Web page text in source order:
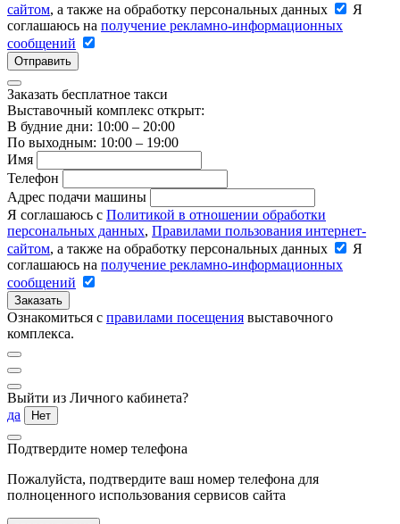
сайтом, а также на обработку персональных данных
Я
соглашаюсь на получение рекламно-информационных
сообщений
Отправить
Заказать бесплатное такси
Выставочный комплекс открыт:
В будние дни: 10:00 – 20:00
По выходным: 10:00 – 19:00
Имя
Телефон
Адрес подачи машины
Я соглашаюсь с Политикой в отношении обработки
персональных данных, Правилами пользования интернет-
сайтом, а также на обработку персональных данных
Я
соглашаюсь на получение рекламно-информационных
сообщений
Заказать
Ознакомиться с правилами посещения выставочного
комплекса.
Выйти из Личного кабинета?
да
Нет
Подтвердите номер телефона
Пожалуйста, подтвердите ваш номер телефона для
полноценного использования сервисов сайта